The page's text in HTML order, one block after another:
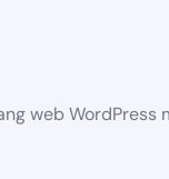
web WordPress